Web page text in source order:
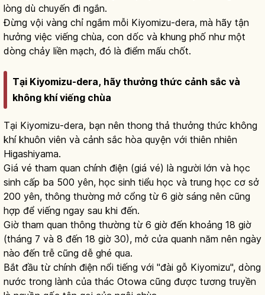
lòng dù chuyến đi ngắn.
Đừng vội vàng chỉ ngắm mỗi Kiyomizu-dera, mà hãy tận
hưởng việc viếng chùa, con dốc và khung phố như một
dòng chảy liền mạch, đó là điểm mấu chốt.
Tại Kiyomizu-dera, hãy thưởng thức cảnh sắc và
không khí viếng chùa
Tại Kiyomizu-dera, bạn nên thong thả thưởng thức không
khí khuôn viên và cảnh sắc hòa quyện với thiên nhiên
Higashiyama.
Giá vé tham quan chính điện (giá vé) là người lớn và học
sinh cấp ba 500 yên, học sinh tiểu học và trung học cơ sở
200 yên, thông thường mở cổng từ 6 giờ sáng nên cũng
hợp để viếng ngay sau khi đến.
Giờ tham quan thông thường từ 6 giờ đến khoảng 18 giờ
(tháng 7 và 8 đến 18 giờ 30), mở cửa quanh năm nên ngày
nào đến trễ cũng dễ ghé qua.
Bắt đầu từ chính điện nổi tiếng với "đài gỗ Kiyomizu", dòng
nước trong lành của thác Otowa cũng được tương truyền